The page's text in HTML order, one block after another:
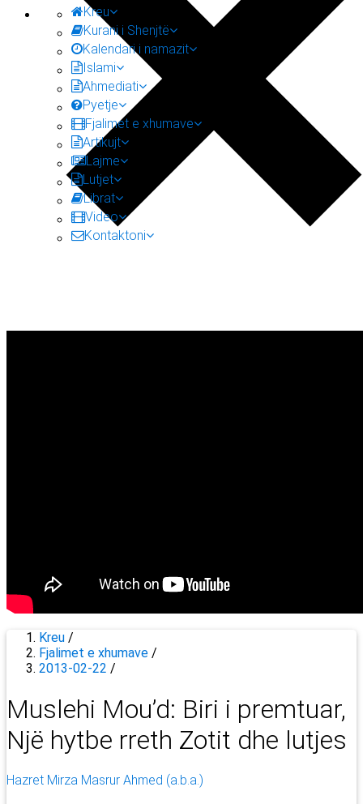
Kreu
Kurani i Shenjtë
Kalendari i namazit
Islami
Ahmediati
Pyetje
Fjalimet e xhumave
Artikujt
Lajme
Lutjet
Librat
Video
Kontaktoni
Kreu /
Fjalimet e xhumave /
2013-02-22 /
Muslehi Mou’d: Biri i premtuar,
Një hytbe rreth Zotit dhe lutjes
Hazret Mirza Masrur Ahmed (a.b.a.)